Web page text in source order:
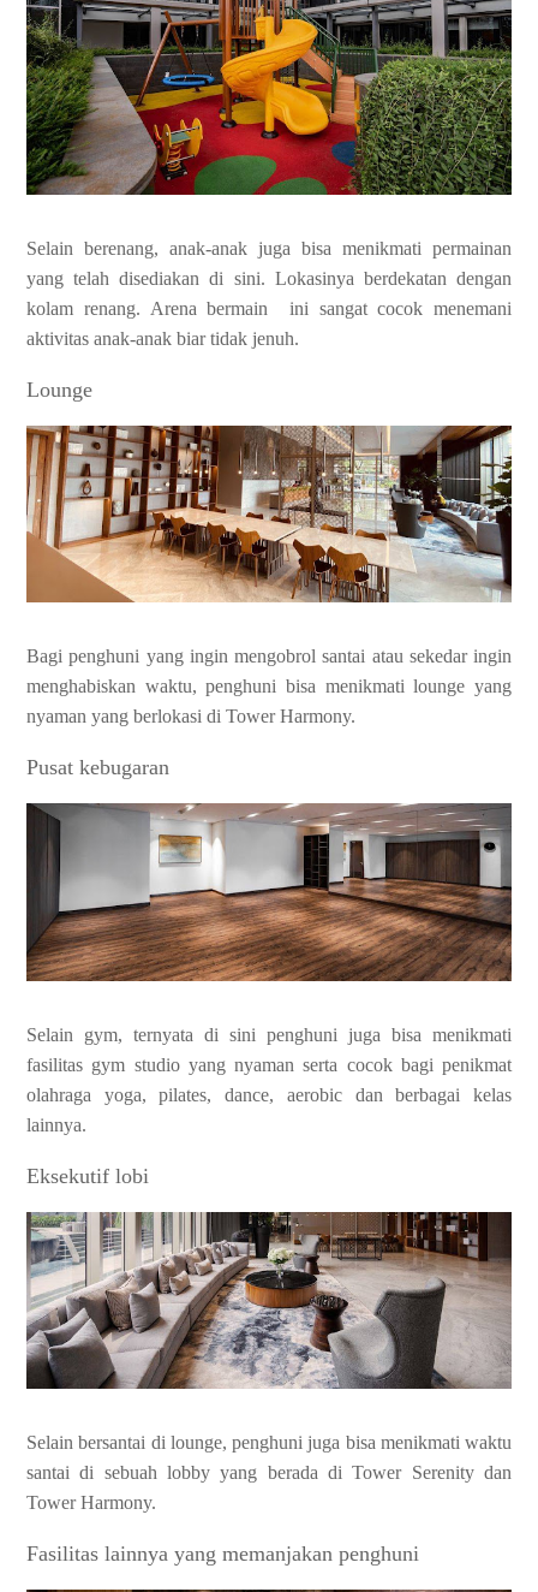
Selain berenang, anak-anak juga bisa menikmati permainan
yang telah disediakan di sini. Lokasinya berdekatan dengan
kolam renang. Arena bermain ini sangat cocok menemani
aktivitas anak-anak biar tidak jenuh.
Lounge
Bagi penghuni yang ingin mengobrol santai atau sekedar ingin
menghabiskan waktu, penghuni bisa menikmati lounge yang
nyaman yang berlokasi di Tower Harmony.
Pusat kebugaran
Selain gym, ternyata di sini penghuni juga bisa menikmati
fasilitas gym studio yang nyaman serta cocok bagi penikmat
olahraga yoga, pilates, dance, aerobic dan berbagai kelas
lainnya.
Eksekutif lobi
Selain bersantai di lounge, penghuni juga bisa menikmati waktu
santai di sebuah lobby yang berada di Tower Serenity dan
Tower Harmony.
Fasilitas lainnya yang memanjakan penghuni